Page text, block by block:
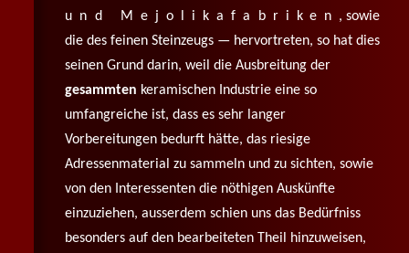
und Mejolikafabriken , sowie
die des feinen Steinzeugs — hervortreten, so hat dies
seinen Grund darin, weil die Ausbreitung der
gesammten keramischen Industrie eine so
umfangreiche ist, dass es sehr langer
Vorbereitungen bedurft hätte, das riesige
Adressenmaterial zu sammeln und zu sichten, sowie
von den Interessenten die nöthigen Auskünfte
einzuziehen, ausserdem schien uns das Bedürfniss
besonders auf den bearbeiteten Theil hinzuweisen,